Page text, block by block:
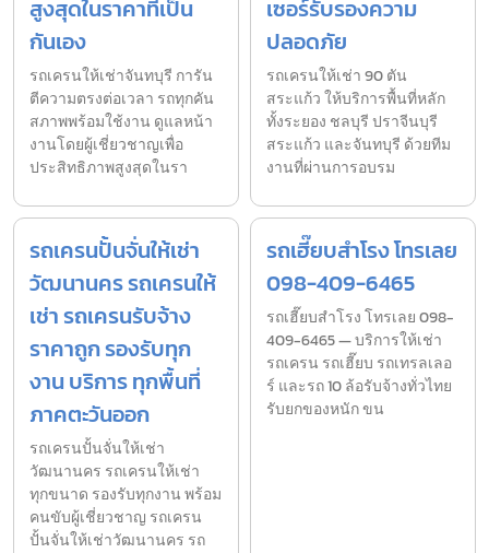
สูงสุดในราคาที่เป็น
กันเอง
รถเครนให้เช่าจันทบุรี การัน
ตีความตรงต่อเวลา รถทุกคัน
สภาพพร้อมใช้งาน ดูแลหน้า
งานโดยผู้เชี่ยวชาญเพื่อ
ประสิทธิภาพสูงสุดในรา
เซอร์รับรองความ
ปลอดภัย
รถเครนให้เช่า 90 ตัน
สระแก้ว ให้บริการพื้นที่หลัก
ทั้งระยอง ชลบุรี ปราจีนบุรี
สระแก้ว และจันทบุรี ด้วยทีม
งานที่ผ่านการอบรม
รถเครนปั้นจั่นให้เช่า
วัฒนานคร รถเครนให้
เช่า รถเครนรับจ้าง
ราคาถูก รองรับทุก
งาน บริการ ทุกพื้นที่
ภาคตะวันออก
รถเครนปั้นจั่นให้เช่า
วัฒนานคร รถเครนให้เช่า
ทุกขนาด รองรับทุกงาน พร้อม
คนขับผู้เชี่ยวชาญ รถเครน
ปั้นจั่นให้เช่าวัฒนานคร รถ
รถเฮี๊ยบสำโรง โทรเลย
098-409-6465
รถเฮี๊ยบสำโรง โทรเลย 098-
409-6465 — บริการให้เช่า
รถเครน รถเฮี๊ยบ รถเทรลเลอ
ร์ และรถ 10 ล้อรับจ้างทั่วไทย
รับยกของหนัก ขน